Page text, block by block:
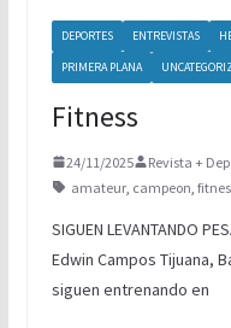
DEPORTES ENTREVISTAS
PRIMERA PLANA
Fitness
24/11/2025 Revista +
amateur, campeon
SIGUEN LEVANTANDO
Edwin Campos Tijuana,
siguen entrenando en